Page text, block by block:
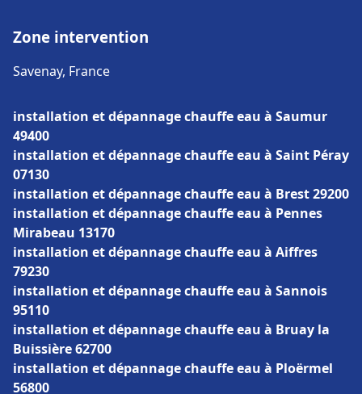
Zone intervention
Savenay, France
installation et dépannage chauffe eau à Saumur
49400
installation et dépannage chauffe eau à Saint Péray
07130
installation et dépannage chauffe eau à Brest 29200
installation et dépannage chauffe eau à Pennes
Mirabeau 13170
installation et dépannage chauffe eau à Aiffres
79230
installation et dépannage chauffe eau à Sannois
95110
installation et dépannage chauffe eau à Bruay la
Buissière 62700
installation et dépannage chauffe eau à Ploërmel
56800